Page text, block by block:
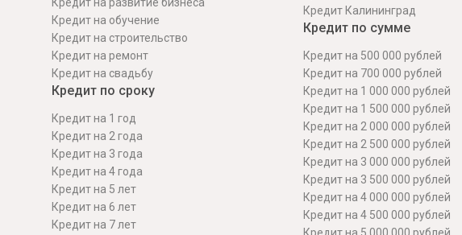
Кредит на обучение
Кредит на строительcтво
Кредит на ремонт
Кредит на свадьбу
Кредит по сроку
Кредит на 1 год
Кредит на 2 года
Кредит на 3 года
Кредит на 4 года
Кредит на 5 лет
Кредит на 6 лет
Кредит на 7 лет
Кредит Калининград
Кредит по сумме
Кредит на 500 000 рублей
Кредит на 700 000 рублей
Кредит на 1 000 000 рублей
Кредит на 1 500 000 рублей
Кредит на 2 000 000 рублей
Кредит на 2 500 000 рублей
Кредит на 3 000 000 рублей
Кредит на 3 500 000 рублей
Кредит на 4 000 000 рублей
Кредит на 4 500 000 рублей